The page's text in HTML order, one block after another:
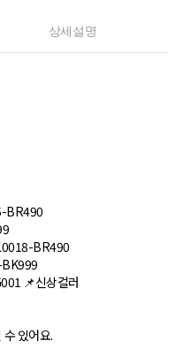
상세설명
BR490
BR490
📌신상컬러
있어요.